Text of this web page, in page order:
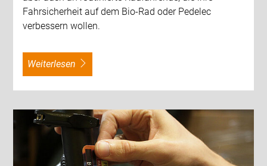
Fahrsicherheit auf dem Bio-Rad oder Pedelec
verbessern wollen.
weiterlesen